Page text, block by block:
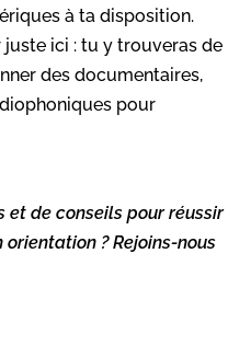
à ta disposition.
juste ici : tu y trouveras de
des documentaires,
pour
et de conseils pour réussir
? Rejoins-nous